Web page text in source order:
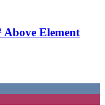
Above Element